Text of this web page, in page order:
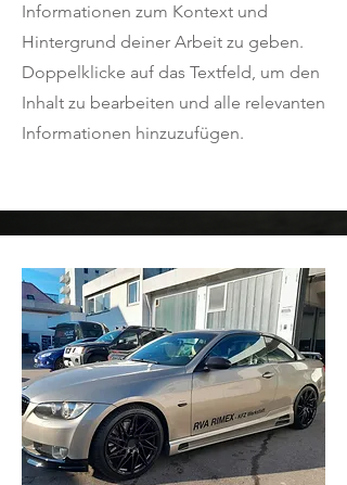
Informationen zum Kontext und
Hintergrund deiner Arbeit zu geben.
Doppelklicke auf das Textfeld, um den
Inhalt zu bearbeiten und alle relevanten
Informationen hinzuzufügen.